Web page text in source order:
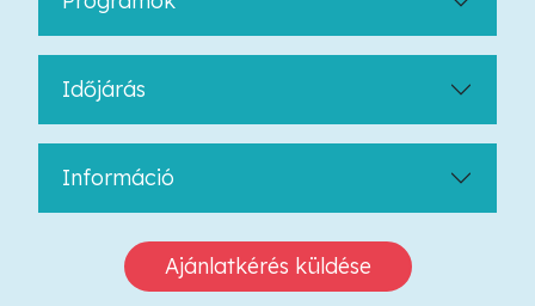
Időjárás
Információ
Ajánlatkérés küldése